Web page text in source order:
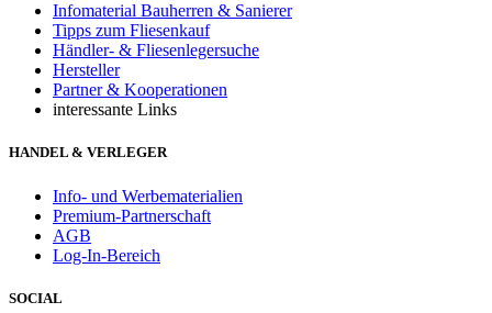
Infomaterial Bauherren & Sanierer
Tipps zum Fliesenkauf
Händler- & Fliesenlegersuche
Hersteller
Partner & Kooperationen
interessante Links
HANDEL & VERLEGER
Info- und Werbematerialien
Premium-Partnerschaft
AGB
Log-In-Bereich
SOCIAL